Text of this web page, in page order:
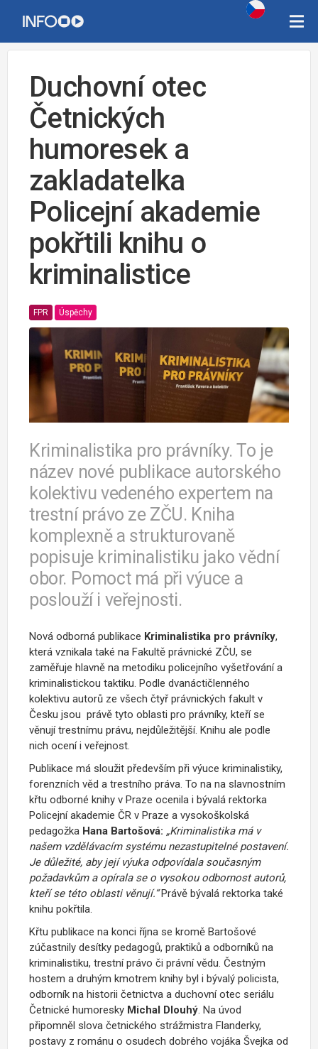
Duchovní otec
Četnických
humoresek a
zakladatelka
Policejní akademie
pokřtili knihu o
kriminalistice
FPR Úspěchy
Kriminalistika pro právníky. To je
název nové publikace autorského
kolektivu vedeného expertem na
trestní právo ze ZČU. Kniha
komplexně a strukturovaně
popisuje kriminalistiku jako vědní
obor. Pomoct má při výuce a
poslouží i veřejnosti.
Nová odborná publikace Kriminalistika pro právníky,
která vznikala také na Fakultě právnické ZČU, se
zaměřuje hlavně na metodiku policejního vyšetřování a
kriminalistickou taktiku. Podle dvanáctičlenného
kolektivu autorů ze všech čtyř právnických fakult v
Česku jsou právě tyto oblasti pro právníky, kteří se
věnují trestnímu právu, nejdůležitější. Knihu ale podle
nich ocení i veřejnost.
Publikace má sloužit především při výuce kriminalistiky,
forenzních věd a trestního práva. To na na slavnostním
křtu odborné knihy v Praze ocenila i bývalá rektorka
Policejní akademie ČR v Praze a vysokoškolská
pedagožka Hana Bartošová: „Kriminalistika má v
našem vzdělávacím systému nezastupitelné postavení.
Je důležité, aby její výuka odpovídala současným
požadavkům a opírala se o vysokou odbornost autorů,
kteří se této oblasti věnují.“Právě bývalá rektorka také
knihu pokřtila.
Křtu publikace na konci října se kromě Bartošové
zúčastnily desítky pedagogů, praktiků a odborníků na
kriminalistiku, trestní právo či právní vědu. Čestným
hostem a druhým kmotrem knihy byl i bývalý policista,
odborník na historii četnictva a duchovní otec seriálu
Četnické humoresky Michal Dlouhý. Na úvod
připomněl slova četnického strážmistra Flanderky,
postavy z románu o osudech dobrého vojáka Švejka od